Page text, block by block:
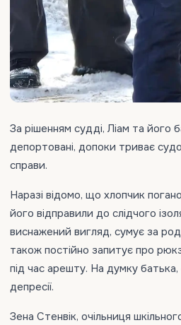
За рішенням судді, Ліам та його
депортовані, допоки триває
справи.
Наразі відомо, що хлопчик
його відправили до слідчого
виснажений вигляд, сумує за
також постійно запитує про
під час арешту. На думку
депресії.
Зена Стенвік, очільниця